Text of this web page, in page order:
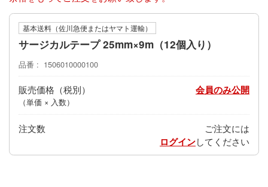
基本送料（佐川急便またはヤマト運輸）
サージカルテープ 25mm×9m（12個入り）
品番 1506010000100
販売価格
（単価 × 入数）
会員のみ公開
注文数 ご注文には
ログインしてください